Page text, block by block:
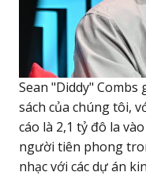
Sean "Diddy"
sách của chúng tôi,
cáo là 2,1 tỷ đô la
người tiên phong
nhạc với các dự án